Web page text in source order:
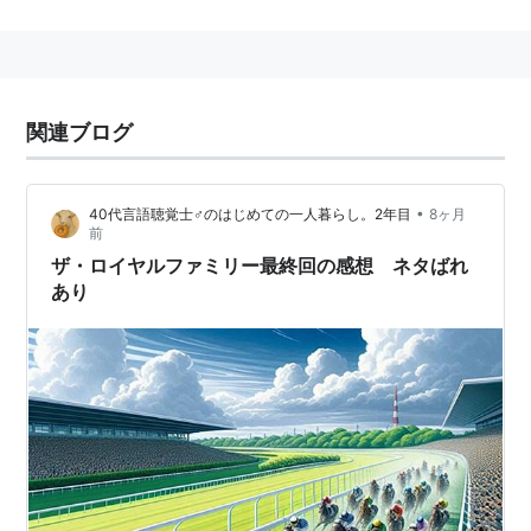
とが発表された。映画以外にドラマやバラエティ番組も
扱い、洋画放送の際は日曜洋画劇場のタイトルを残す。
関連ブログ
40代言語聴覚士♂のはじめての一人暮らし。2年目 • 8ヶ月
前
ザ・ロイヤルファミリー最終回の感想 ネタばれ
あり